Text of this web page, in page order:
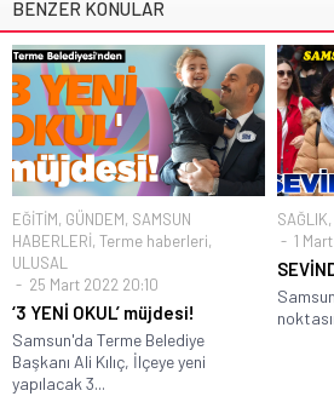
BENZER KONULAR
EĞİTİM, GÜNDEM, SAMSUN
HABERLERİ, Terme haberleri,
ULUSAL
25 Mart 2022 20:10
‘3 YENİ OKUL’ müjdesi!
Samsun'da Terme Belediye
Başkanı Ali Kılıç, İlçeye yeni
yapılacak 3...
SAĞLIK,
1